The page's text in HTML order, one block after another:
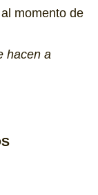
momento de
hacen a